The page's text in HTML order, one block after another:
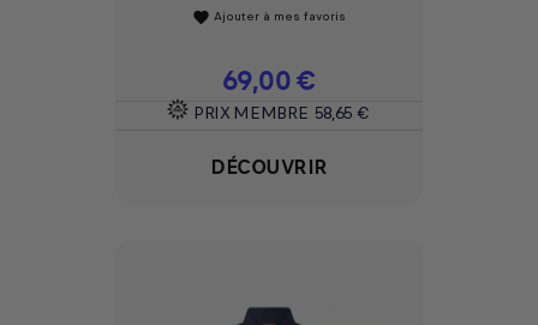
favorite Ajouter à mes favoris
Prix
69,00 €
PRIX MEMBRE 58,65 €
DÉCOUVRIR